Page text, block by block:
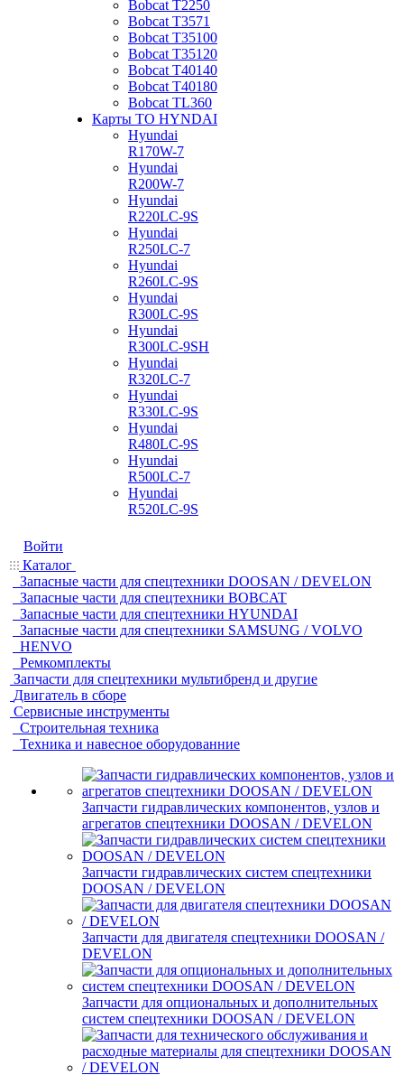
Bobcat Т2250
Bobcat Т3571
Bobcat Т35100
Bobcat Т35120
Bobcat Т40140
Bobcat Т40180
Bobcat ТL360
Карты ТО HYNDAI
Hyundai
R170W-7
Hyundai
R200W-7
Hyundai
R220LC-9S
Hyundai
R250LC-7
Hyundai
R260LC-9S
Hyundai
R300LC-9S
Hyundai
R300LC-9SH
Hyundai
R320LC-7
Hyundai
R330LC-9S
Hyundai
R480LC-9S
Hyundai
R500LC-7
Hyundai
R520LC-9S
Войти
Каталог
Запасные части для спецтехники DOOSAN / DEVELON
Запасные части для спецтехники BOBCAT
Запасные части для спецтехники HYUNDAI
Запасные части для спецтехники SAMSUNG / VOLVO
HENVO
Ремкомплекты
Запчасти для спецтехники мультибренд и другие
Двигатель в сборе
Сервисные инструменты
Строительная техника
Техника и навесное оборудованние
Запчасти гидравлических компонентов, узлов и
агрегатов спецтехники DOOSAN / DEVELON
Запчасти гидравлических систем спецтехники
DOOSAN / DEVELON
Запчасти для двигателя спецтехники DOOSAN /
DEVELON
Запчасти для опциональных и дополнительных
систем спецтехники DOOSAN / DEVELON